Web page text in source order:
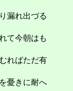
漏れ出づる
て今朝はも
ればただ有
憂きに耐へ